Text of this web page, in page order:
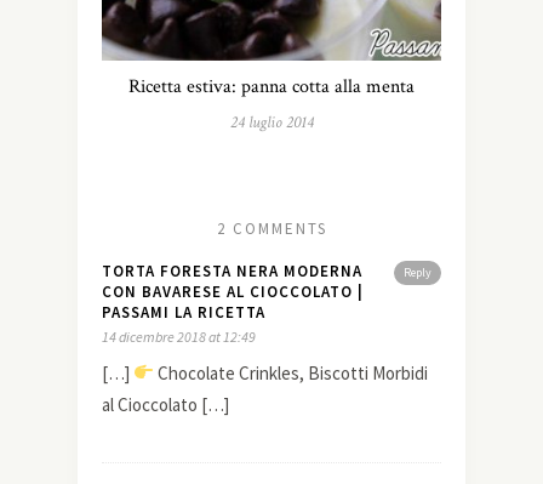
Ricetta estiva: panna cotta alla menta
24 luglio 2014
2 COMMENTS
Reply
TORTA FORESTA NERA MODERNA
CON BAVARESE AL CIOCCOLATO |
PASSAMI LA RICETTA
14 dicembre 2018 at 12:49
[…]
Chocolate Crinkles, Biscotti Morbidi
al Cioccolato […]